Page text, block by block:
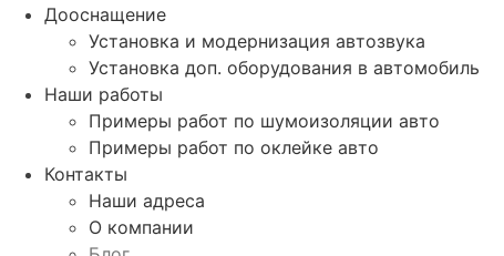
Дооснащение
Установка и модернизация автозвука
Установка доп. оборудования в автомобиль
Наши работы
Примеры работ по шумоизоляции авто
Примеры работ по оклейке авто
Контакты
Наши адреса
О компании